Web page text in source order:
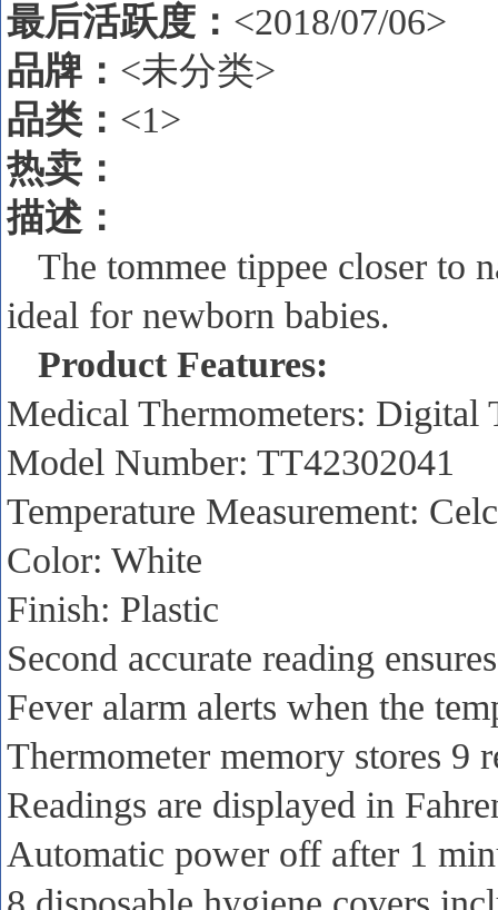
最后活跃度： <2018/07/06>
品牌： <未分类>
品类： <1>
热卖 ：
描述 ：
The tommee tippee closer to
ideal for newborn babies.
Product Features:
Medical Thermometers: Digital
Model Number: TT42302041
Temperature Measurement:
Color: White
Finish: Plastic
Second accurate reading
Fever alarm alerts when the
Thermometer memory stores 9
Readings are displayed in
Automatic power off after 1